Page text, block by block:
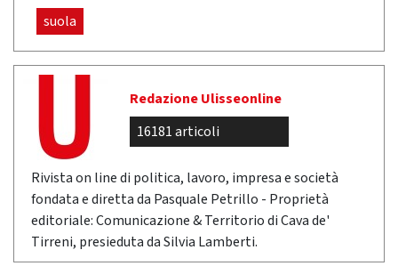
suola
Redazione Ulisseonline
16181 articoli
Rivista on line di politica, lavoro, impresa e società
fondata e diretta da Pasquale Petrillo - Proprietà
editoriale: Comunicazione & Territorio di Cava de'
Tirreni, presieduta da Silvia Lamberti.